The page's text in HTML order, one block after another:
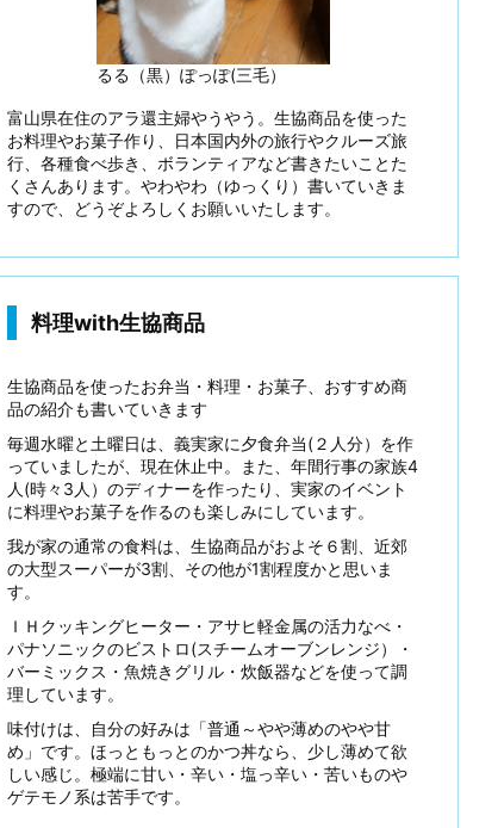
るる（黒）ぽっぽ(三毛）
富山県在住のアラ還主婦やうやう。生協商品を使った
お料理やお菓子作り、日本国内外の旅行やクルーズ旅
行、各種食べ歩き、ボランティアなど書きたいことた
くさんあります。やわやわ（ゆっくり）書いていきま
すので、どうぞよろしくお願いいたします。
料理with生協商品
生協商品を使ったお弁当・料理・お菓子、おすすめ商
品の紹介も書いていきます
毎週水曜と土曜日は、義実家に夕食弁当(２人分）を作
っていましたが、現在休止中。また、年間行事の家族4
人(時々3人）のディナーを作ったり、実家のイベント
に料理やお菓子を作るのも楽しみにしています。
我が家の通常の食料は、生協商品がおよそ６割、近郊
の大型スーパーが3割、その他が1割程度かと思いま
す。
ＩＨクッキングヒーター・アサヒ軽金属の活力なべ・
パナソニックのビストロ(スチームオーブンレンジ）・
バーミックス・魚焼きグリル・炊飯器などを使って調
理しています。
味付けは、自分の好みは「普通～やや薄めのやや甘
め」です。ほっともっとのかつ丼なら、少し薄めて欲
しい感じ。極端に甘い・辛い・塩っ辛い・苦いものや
ゲテモノ系は苦手です。